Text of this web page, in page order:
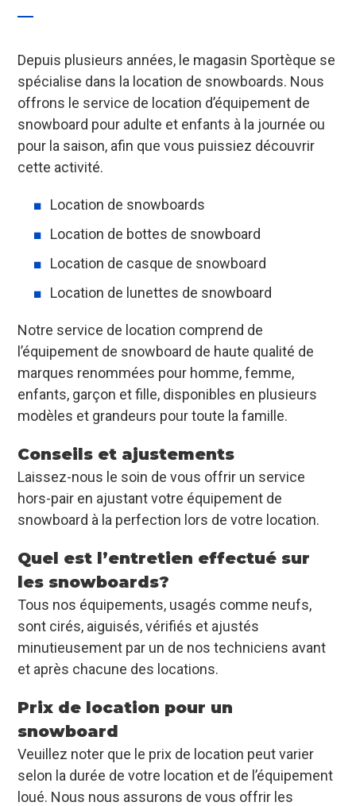
Depuis plusieurs années, le magasin Sportèque se
spécialise dans la location de snowboards. Nous
offrons le service de location d’équipement de
snowboard pour adulte et enfants à la journée ou
pour la saison, afin que vous puissiez découvrir
cette activité.
Location de snowboards
Location de bottes de snowboard
Location de casque de snowboard
Location de lunettes de snowboard
Notre service de location comprend de
l’équipement de snowboard de haute qualité de
marques renommées pour homme, femme,
enfants, garçon et fille, disponibles en plusieurs
modèles et grandeurs pour toute la famille.
Conseils et ajustements
Laissez-nous le soin de vous offrir un service
hors-pair en ajustant votre équipement de
snowboard à la perfection lors de votre location.
Quel est l’entretien effectué sur
les snowboards?
Tous nos équipements, usagés comme neufs,
sont cirés, aiguisés, vérifiés et ajustés
minutieusement par un de nos techniciens avant
et après chacune des locations.
Prix de location pour un
snowboard
Veuillez noter que le prix de location peut varier
selon la durée de votre location et de l’équipement
loué. Nous nous assurons de vous offrir les